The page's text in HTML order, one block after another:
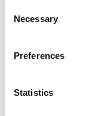
Selection
Necessary
Preferences
Statistics